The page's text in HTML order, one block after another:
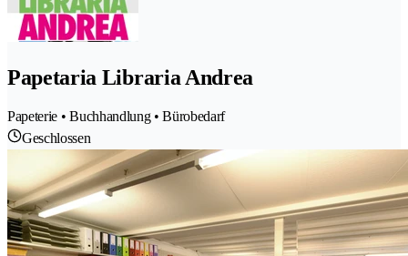
Papetaria Libraria Andrea
Papeterie • Buchhandlung • Bürobedarf
Geschlossen